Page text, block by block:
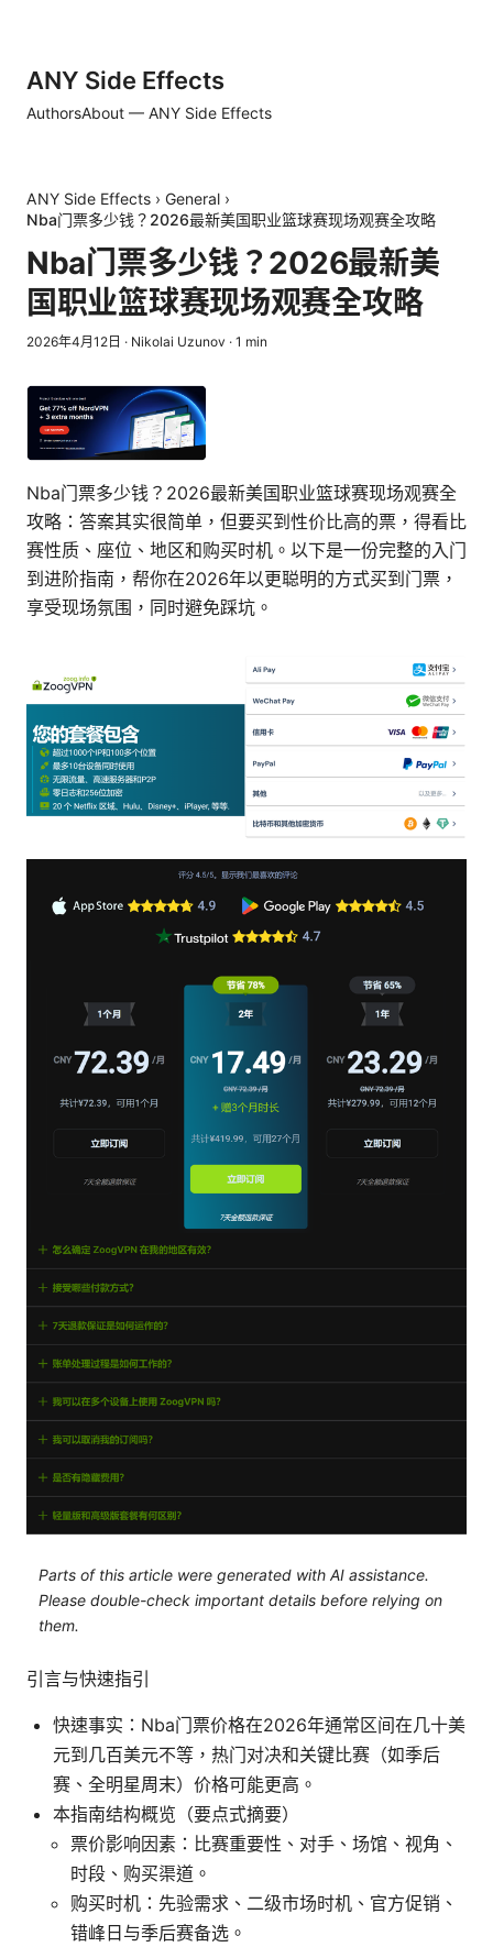
ANY Side Effects
AuthorsAbout — ANY Side Effects
ANY Side Effects › General ›
Nba门票多少钱？2026最新美国职业篮球赛现场观赛全攻略
Nba门票多少钱？2026最新美
国职业篮球赛现场观赛全攻略
2026年4月12日 · Nikolai Uzunov · 1 min
Nba门票多少钱？2026最新美国职业篮球赛现场观赛全
攻略：答案其实很简单，但要买到性价比高的票，得看比
赛性质、座位、地区和购买时机。以下是一份完整的入门
到进阶指南，帮你在2026年以更聪明的方式买到门票，
享受现场氛围，同时避免踩坑。
Parts of this article were generated with AI assistance.
Please double-check important details before relying on
them.
引言与快速指引
快速事实：Nba门票价格在2026年通常区间在几十美
元到几百美元不等，热门对决和关键比赛（如季后
赛、全明星周末）价格可能更高。
本指南结构概览（要点式摘要）
票价影响因素：比赛重要性、对手、场馆、视角、
时段、购买渠道。
购买时机：先验需求、二级市场时机、官方促销、
错峰日与季后赛备选。